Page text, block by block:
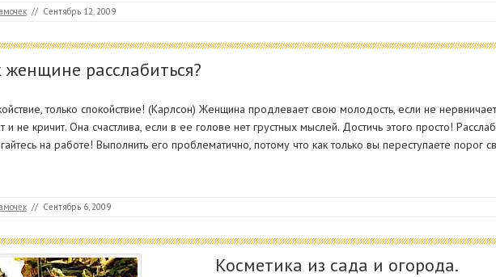
// Сентябрь 12, 2009
женщине расслабиться?
только спокойствие! (Карлсон) Женщина продлевает свою молодость, если не
и не кричит. Она счастлива, если в ее голове нет грустных мыслей. Достичь этого просто!
на работе! Выполнить его проблематично, потому что как только вы переступаете порог
// Сентябрь 6, 2009
Косметика из сада и огорода.